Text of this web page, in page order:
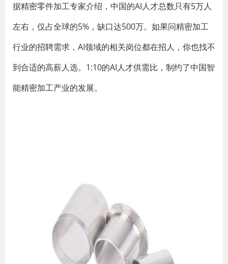
据精密零件加工专家介绍，中国的AI人才总数只有5万人
左右，仅占全球的5%，缺口达500万。如果问精密加工
行业的招聘需求，AI领域的相关岗位都在招人，你也找不
到合适的高薪人选。1:10的AI人才供需比，制约了中国智
能精密加工产业的发展。